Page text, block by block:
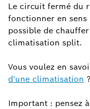
Le circuit fermé du
fonctionner en
possible de
climatisation split.
Vous voulez en
d'une climatisation
Important : pensez